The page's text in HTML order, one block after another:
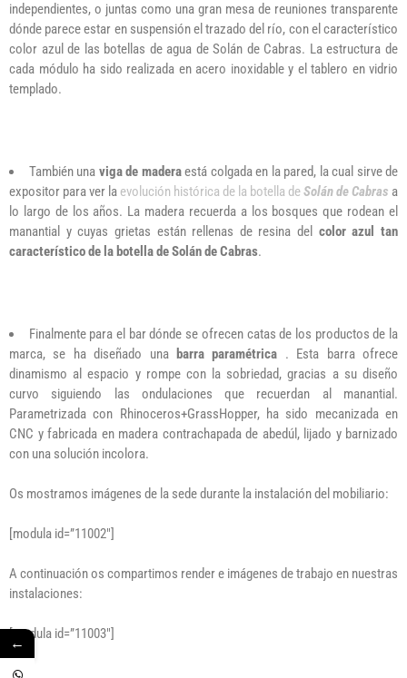
independientes, o juntas como una gran mesa de reuniones transparente
dónde parece estar en suspensión el trazado del río, con el característico
color azul de las botellas de agua de Solán de Cabras. La estructura de
cada módulo ha sido realizada en acero inoxidable y el tablero en vidrio
templado.
También una viga de maderaestá colgada en la pared, la cual sirve de
expositor para ver la evolución histórica de la botella deSolán de Cabras a
lo largo de los años. La madera recuerda a los bosques que rodean el
manantial y cuyas grietas están rellenas de resina del color azul tan
característico de la botella de Solán de Cabras.
Finalmente para el bar dónde se ofrecen catas de los productos de la
marca, se ha diseñado una barra paramétrica . Esta barra ofrece
dinamismo al espacio y rompe con la sobriedad, gracias a su diseño
curvo siguiendo las ondulaciones que recuerdan al manantial.
Parametrizada con Rhinoceros+GrassHopper, ha sido mecanizada en
CNC y fabricada en madera contrachapada de abedúl, lijado y barnizado
con una solución incolora.
Os mostramos imágenes de la sede durante la instalación del mobiliario:
[modula id=”11002″]
A continuación os compartimos render e imágenes de trabajo en nuestras
instalaciones:
[modula id=”11003″]
←